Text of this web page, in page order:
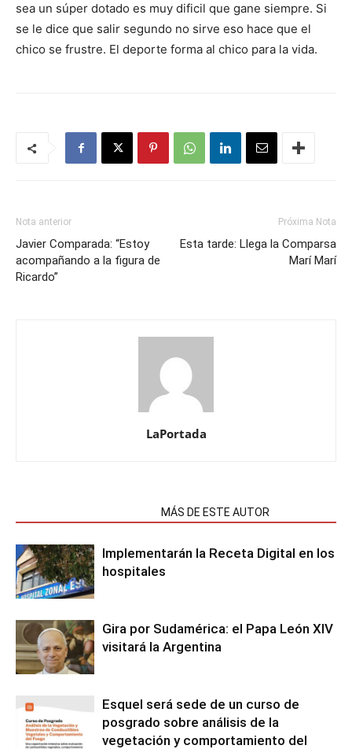
sea un súper dotado es muy dificil que gane siempre. Si
se le dice que salir segundo no sirve eso hace que el
chico se frustre. El deporte forma al chico para la vida.
Nota anterior
Javier Comparada: “Estoy
acompañando a la figura de
Ricardo”
Próxima Nota
Esta tarde: Llega la Comparsa
Marí Marí
LaPortada
MÁS DE ESTE AUTOR
Implementarán la Receta Digital en los
hospitales
Gira por Sudamérica: el Papa León XIV
visitará la Argentina
Esquel será sede de un curso de
posgrado sobre análisis de la
vegetación y comportamiento del